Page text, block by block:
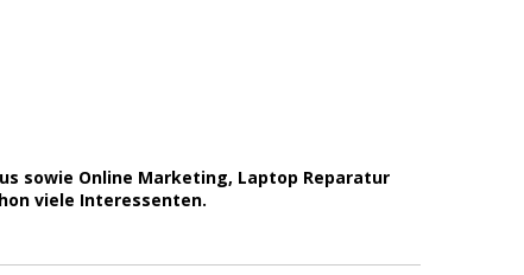
sowie Online Marketing, Laptop Reparatur
viele Interessenten.